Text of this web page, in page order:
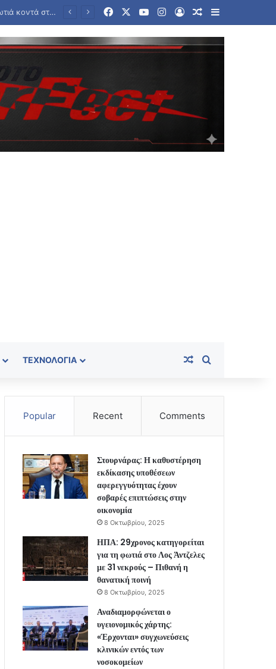
«Η Ιταλία δεν δέχεται τελεσίγραφα από το εξωτερικό», απαντά η Μελόνι στην Μαδρίτη για τη Σένγκεν FacebookYouTubeInstagram
Log InRandom Article
Sidebar
ΤΕΧΝΟΛΟΓΊΑ Random Article
Popular Recent Comments
Στουρνάρας: Η καθυστέρηση
εκδίκασης υποθέσεων
αφερεγγυότητας έχουν
σοβαρές επιπτώσεις στην
οικονομία
8 Οκτωβρίου, 2025
ΗΠΑ: 29χρονος κατηγορείται
για τη φωτιά στο Λος Άντζελες
με 31 νεκρούς – Πιθανή η
θανατική ποινή
8 Οκτωβρίου, 2025
Αναδιαμορφώνεται ο
υγειονομικός χάρτης:
«Έρχονται» συγχωνεύσεις
κλινικών εντός των
νοσοκομείων